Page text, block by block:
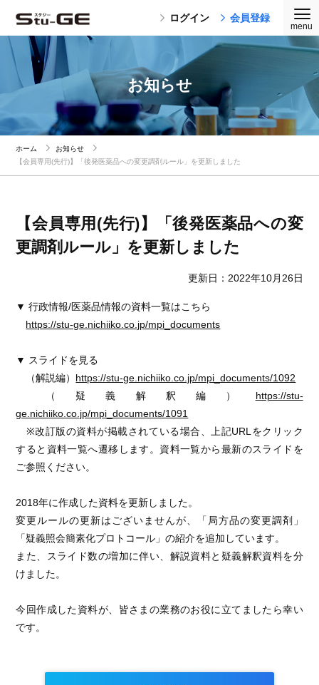
ログイン 会員登録
お知らせ
ホーム
お知らせ
【会員専用(先行)】「後発医薬品への変更調剤ルール」を更新しました
【会員専用(先行)】「後発医薬品への変
更調剤ルール」を更新しました
更新日：2022年10月26日
▼ 行政情報/医薬品情報の資料一覧はこちら
https://stu-ge.nichiiko.co.jp/mpi_documents
▼ スライドを見る
（解説編） https://stu-ge.nichiiko.co.jp/mpi_documents/1092
（疑義解釈編） https://stu-
ge.nichiiko.co.jp/mpi_documents/1091
※改訂版の資料が掲載されている場合、上記URLをクリック
すると資料一覧へ遷移します。資料一覧から最新のスライドを
ご参照ください。
2018年に作成した資料を更新しました。
変更ルールの更新はございませんが、「局方品の変更調剤」
「疑義照会簡素化プロトコール」の紹介を追加しています。
また、スライド数の増加に伴い、解説資料と疑義解釈資料を分
けました。
今回作成した資料が、皆さまの業務のお役に立てましたら幸い
です。